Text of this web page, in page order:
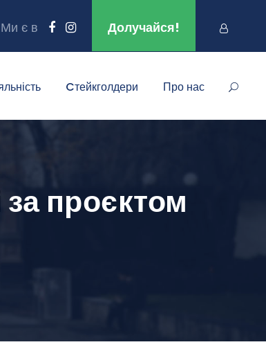
Ми є в Долучайся!
Cтейкголдери Про нас
проєктом